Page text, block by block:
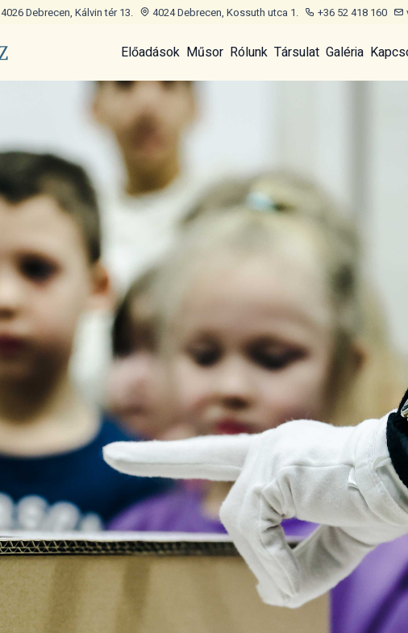
4026 Debrecen, Kálvin tér 13. 4024 Debrecen, Kossuth utca 1. +36 52 418 160
Előadások Műsor Rólunk Társulat Galéria